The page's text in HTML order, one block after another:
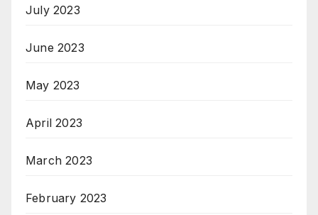
July 2023
June 2023
May 2023
April 2023
March 2023
February 2023